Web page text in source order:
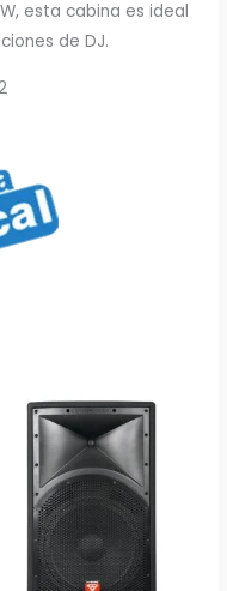
esta cabina es ideal
de DJ.